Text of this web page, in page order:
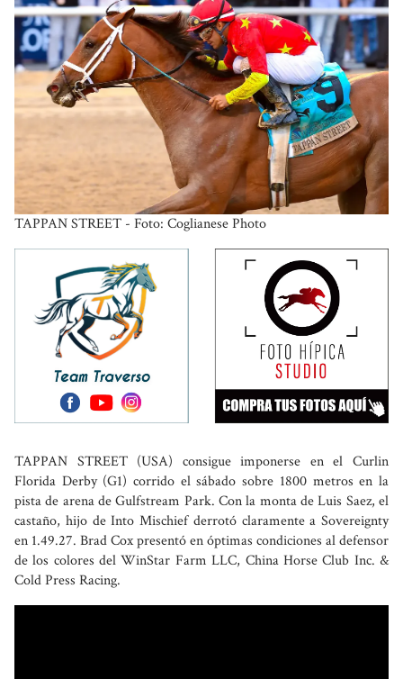
TAPPAN STREET - Foto: Coglianese Photo
TAPPAN STREET (USA) consigue imponerse en el Curlin
Florida Derby (G1) corrido el sábado sobre 1800 metros en la
pista de arena de Gulfstream Park. Con la monta de Luis Saez, el
castaño, hijo de Into Mischief derrotó claramente a Sovereignty
en 1.49.27. Brad Cox presentó en óptimas condiciones al defensor
de los colores del WinStar Farm LLC, China Horse Club Inc. &
Cold Press Racing.